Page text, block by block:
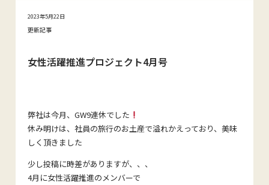
2023年5月22日
更新記事
女性活躍推進プロジェクト4月号
弊社は今月、GW9連休でした
休み明けは、社員の旅行のお土産で溢れかえっており、美味
しく頂きました
少し投稿に時差がありますが、、、
4月に女性活躍推進のメンバーで